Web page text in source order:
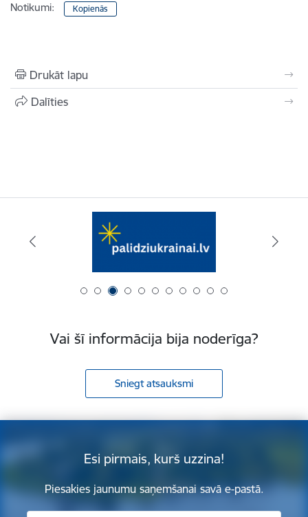
Notikumi: Kopienās
Drukāt lapu
Dalīties
Vai šī informācija bija noderīga?
Sniegt atsauksmi
Esi pirmais, kurš uzzina!
Piesakies jaunumu saņemšanai savā e-pastā.